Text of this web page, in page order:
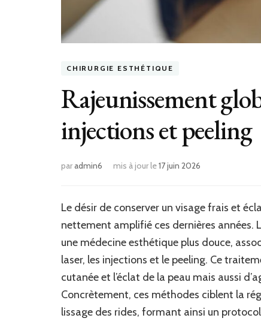
CHIRURGIE ESTHÉTIQUE
Rajeunissement
injections et peeling
paradmin6 mis à jour le17 juin 2026
Le désir de conserver un visage frais et
nettement amplifié ces dernières années.
une médecine esthétique plus douce,
laser, les injections et le peeling. Ce
cutanée et l’éclat de la peau mais aussi
Concrètement, ces méthodes ciblent la
lissage des rides, formant ainsi un